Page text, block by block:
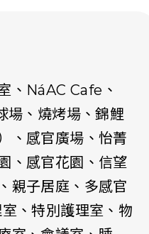
、NáAC Cafe、
場、燒烤場、錦鯉
、感官廣場、怡菁
、感官花園、信望
親子居庭、多感官
、特別護理室、物